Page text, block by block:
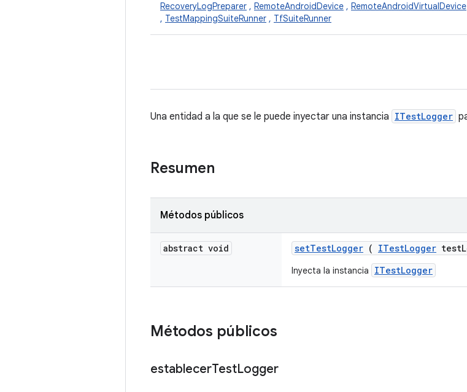
RecoveryLogPreparer , RemoteAndroidDevice , RemoteAndroidVirtualDevice
, TestMappingSuiteRunner , TfSuiteRunner
Una entidad a la que se le puede inyectar una instancia ITestLogger
Resumen
Métodos públicos
abstract void setTestLogger ( ITestLogger test
Inyecta la instancia ITestLogger
Métodos públicos
establecerTestLogger